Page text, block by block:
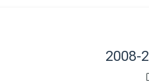
2008-